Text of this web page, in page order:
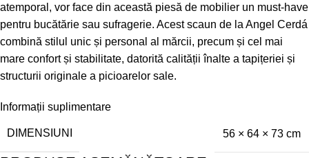
atemporal, vor face din această piesă de mobilier un must-have
pentru bucătărie sau sufragerie. Acest scaun de la Angel Cerdá
combină stilul unic și personal al mărcii, precum și cel mai
mare confort și stabilitate, datorită calității înalte a tapițeriei și
structurii originale a picioarelor sale.
Informații suplimentare
DIMENSIUNI 56 × 64 × 73 cm